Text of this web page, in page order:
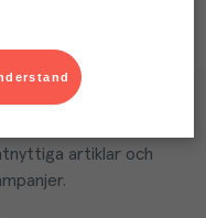
artiklar och